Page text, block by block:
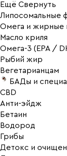
Ещё Свернуть
Липосомальные
Омега и жирные
Масло криля
Омега-3 (EPA /
Рыбий жир
Вегетарианцам
БАДы и
CBD
Анти-эйдж
Бетаин
Водород
Грибы
Детокс и